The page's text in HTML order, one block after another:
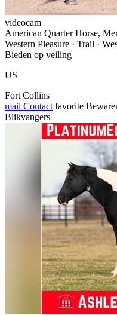
videocam
American Quarter Horse,
Western Pleasure · Trail ·
Bieden op veiling
US
Fort Collins
mail Contact favorite
Blikvangers